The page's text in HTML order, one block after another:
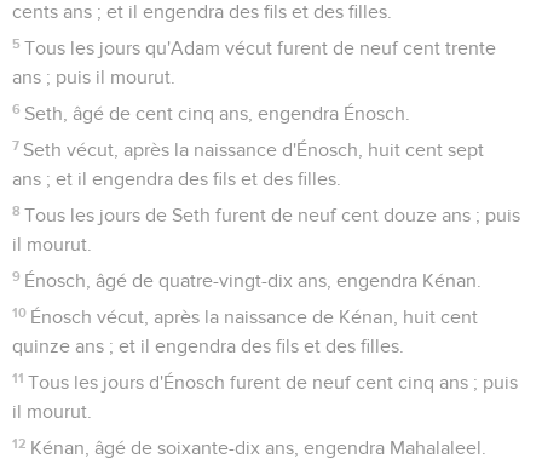
cents ans ; et il engendra des fils et des filles.
5 Tous les jours qu'Adam vécut furent de neuf cent trente
ans ; puis il mourut.
6 Seth, âgé de cent cinq ans, engendra Énosch.
7 Seth vécut, après la naissance d'Énosch, huit cent sept
ans ; et il engendra des fils et des filles.
8 Tous les jours de Seth furent de neuf cent douze ans ; puis
il mourut.
9 Énosch, âgé de quatre-vingt-dix ans, engendra Kénan.
10 Énosch vécut, après la naissance de Kénan, huit cent
quinze ans ; et il engendra des fils et des filles.
11 Tous les jours d'Énosch furent de neuf cent cinq ans ; puis
il mourut.
12 Kénan, âgé de soixante-dix ans, engendra Mahalaleel.